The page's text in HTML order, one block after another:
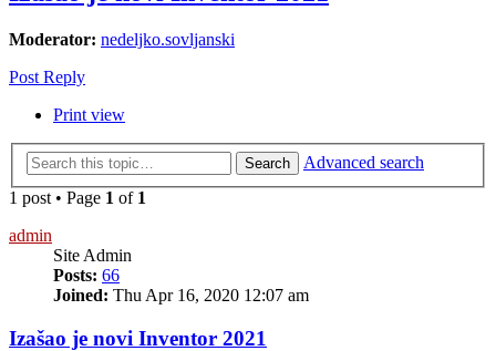
Moderator: nedeljko.sovljanski
Post Reply
Print view
Search
Advanced search
1 post • Page 1 of 1
admin
Site Admin
Posts: 66
Joined: Thu Apr 16, 2020 12:07 am
Izašao je novi Inventor 2021